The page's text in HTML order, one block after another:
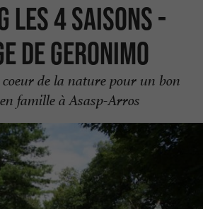
les 4 Saisons -
de Geronimo
de la nature pour un bon
famille à Asasp-Arros